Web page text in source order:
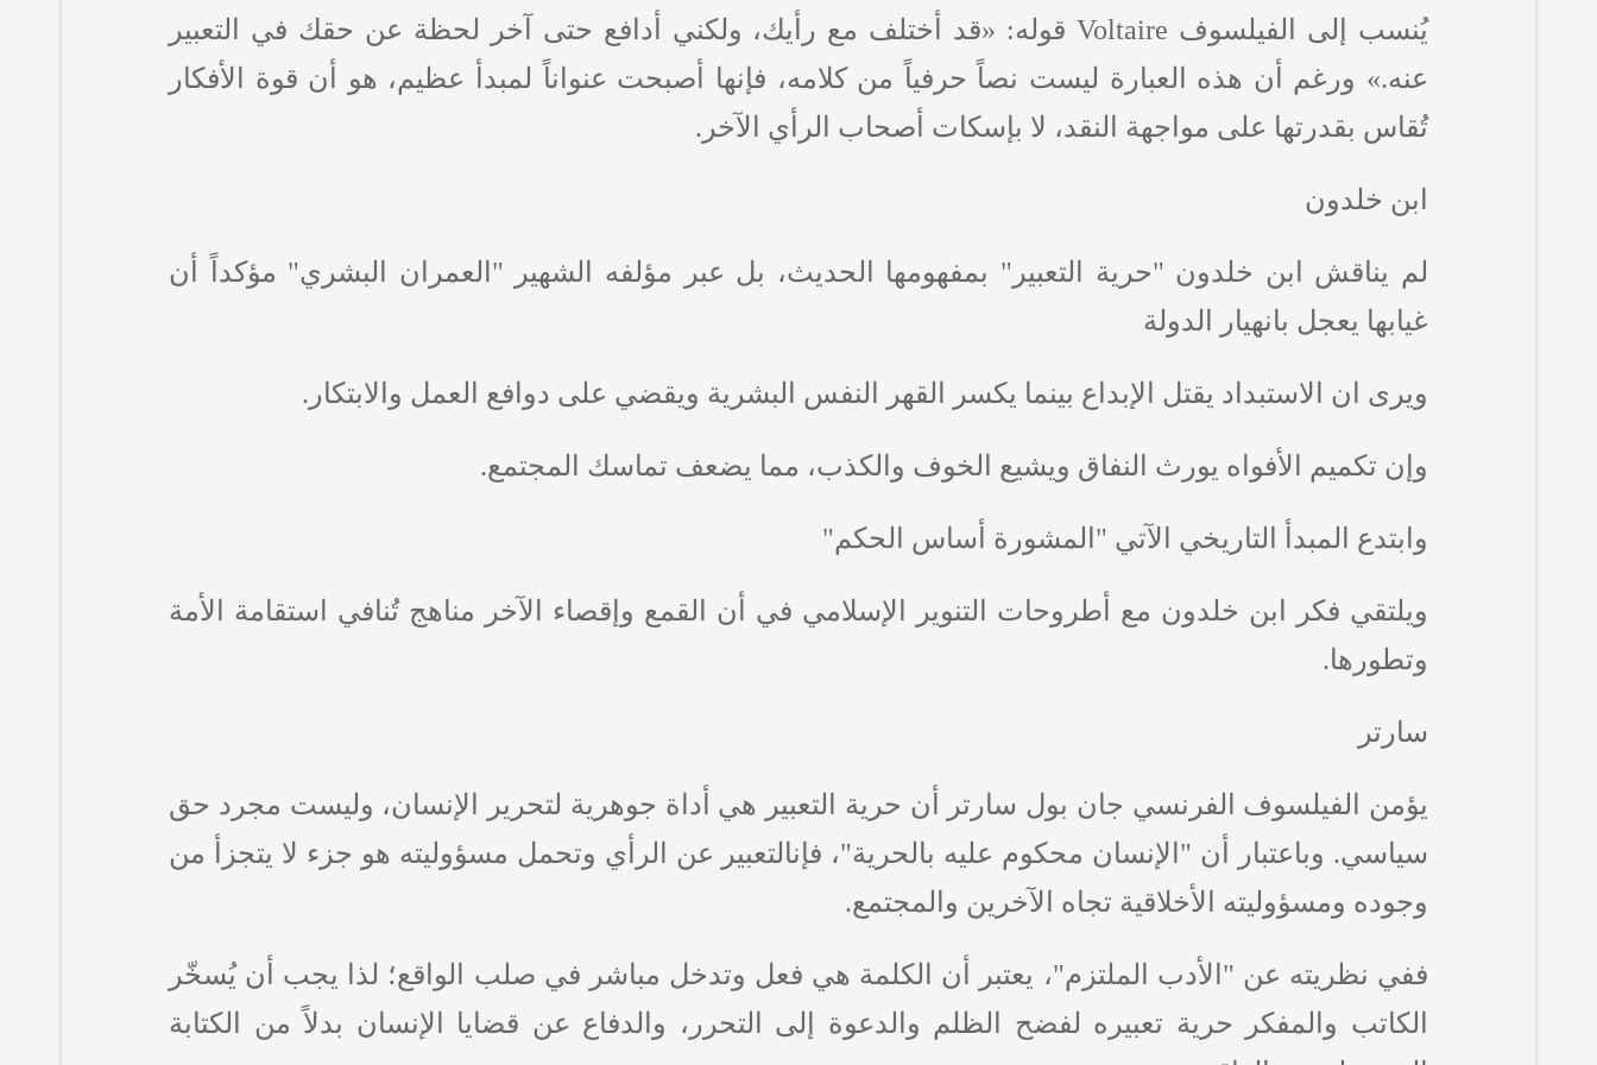
يُنسب إلى الفيلسوف Voltaireقوله: «قد أختلف مع رأيك، ولكني أدافع حتى آخر لحظة عن حقك في التعبير
عنه.» ورغم أن هذه العبارة ليست نصاً حرفياً من كلامه، فإنها أصبحت عنواناً لمبدأ عظيم، هو أن قوة الأفكار
تُقاس بقدرتها على مواجهة النقد، لا بإسكات أصحاب الرأي الآخر.
ابن خلدون
لم يناقش ابن خلدون "حرية التعبير" بمفهومها الحديث، بل عبر مؤلفه الشهير "العمران البشري" مؤكداً أن
غيابها يعجل بانهيار الدولة
ويرى ان الاستبداد يقتل الإبداع بينما يكسر القهر النفس البشرية ويقضي على دوافع العمل والابتكار.
وإن تكميم الأفواه يورث النفاق ويشيع الخوف والكذب، مما يضعف تماسك المجتمع.
وابتدع المبدأ التاريخي الآتي "المشورة أساس الحكم"
ويلتقي فكر ابن خلدون مع أطروحات التنوير الإسلامي في أن القمع وإقصاء الآخر مناهج تُنافي استقامة الأمة
وتطورها.
سارتر
يؤمن الفيلسوف الفرنسي جان بول سارتر أن حرية التعبير هي أداة جوهرية لتحرير الإنسان، وليست مجرد حق
سياسي. وباعتبار أن "الإنسان محكوم عليه بالحرية"، فإنالتعبير عن الرأي وتحمل مسؤوليته هو جزء لا يتجزأ من
وجوده ومسؤوليته الأخلاقية تجاه الآخرين والمجتمع.
ففي نظريته عن "الأدب الملتزم"، يعتبر أن الكلمة هي فعل وتدخل مباشر في صلب الواقع؛ لذا يجب أن يُسخّر
الكاتب والمفكر حرية تعبيره لفضح الظلم والدعوة إلى التحرر، والدفاع عن قضايا الإنسان بدلاً من الكتابة